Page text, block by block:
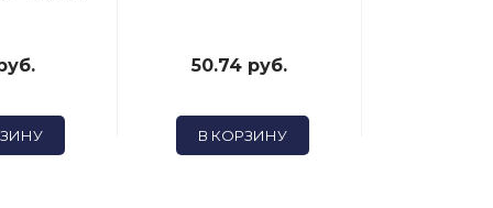
50.74 руб.
В КОРЗИНУ